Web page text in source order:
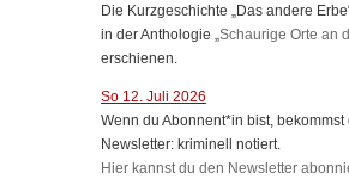
Die Kurzgeschichte „Das andere
in der Anthologie „ Schaurige Orte an
erschienen.
So 12. Juli 2026
Wenn du Abonnent*in bist, bekommst
Newsletter: kriminell notiert.
Hier kannst du den Newsletter